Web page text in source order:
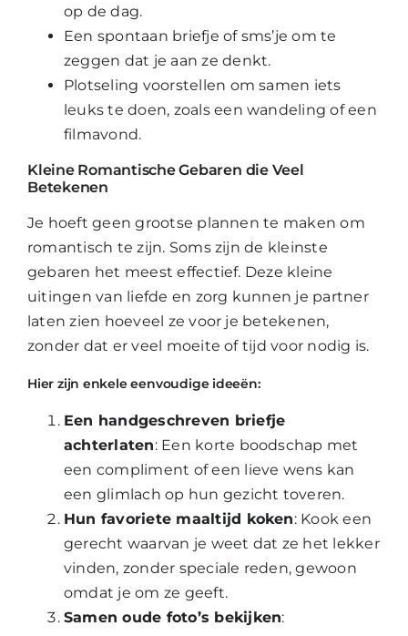
op de dag.
Een spontaan briefje of sms’je om te
zeggen dat je aan ze denkt.
Plotseling voorstellen om samen iets
leuks te doen, zoals een wandeling of een
filmavond.
Kleine Romantische Gebaren die Veel
Betekenen
Je hoeft geen grootse plannen te maken om
romantisch te zijn. Soms zijn de kleinste
gebaren het meest effectief. Deze kleine
uitingen van liefde en zorg kunnen je partner
laten zien hoeveel ze voor je betekenen,
zonder dat er veel moeite of tijd voor nodig is.
Hier zijn enkele eenvoudige ideeën:
Een handgeschreven briefje
achterlaten: Een korte boodschap met
een compliment of een lieve wens kan
een glimlach op hun gezicht toveren.
Hun favoriete maaltijd koken: Kook een
gerecht waarvan je weet dat ze het lekker
vinden, zonder speciale reden, gewoon
omdat je om ze geeft.
Samen oude foto’s bekijken: